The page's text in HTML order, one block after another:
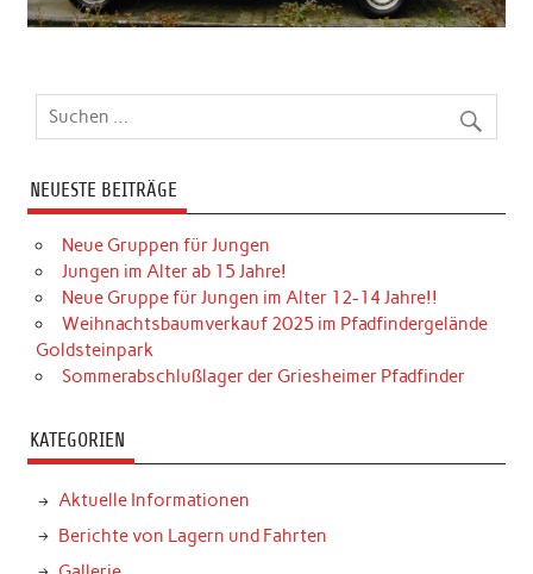
NEUESTE BEITRÄGE
Neue Gruppen für Jungen
Jungen im Alter ab 15 Jahre!
Neue Gruppe für Jungen im Alter 12-14 Jahre!!
Weihnachtsbaumverkauf 2025 im Pfadfindergelände
Goldsteinpark
Sommerabschlußlager der Griesheimer Pfadfinder
KATEGORIEN
Aktuelle Informationen
Berichte von Lagern und Fahrten